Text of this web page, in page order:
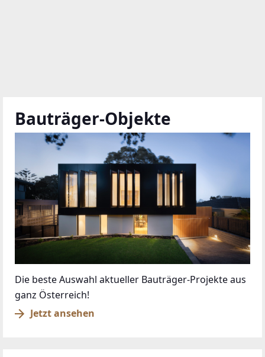
Bauträger-Objekte
Die beste Auswahl aktueller Bauträger-Projekte aus
ganz Österreich!
Jetzt ansehen